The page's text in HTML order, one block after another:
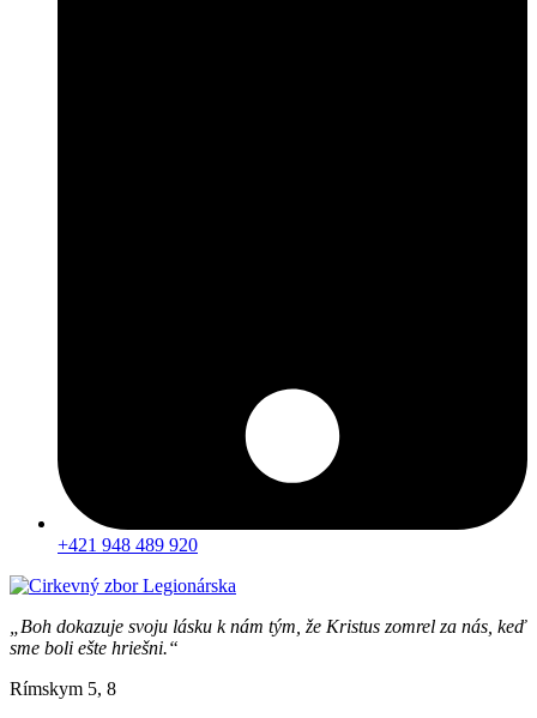
+421 948 489 920
„Boh dokazuje svoju lásku k nám tým, že Kristus zomrel za nás, keď
sme boli ešte hriešni.“
Rímskym 5, 8